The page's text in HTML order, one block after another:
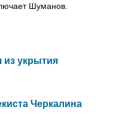
Шуманов.
из укрытия
Черкалина